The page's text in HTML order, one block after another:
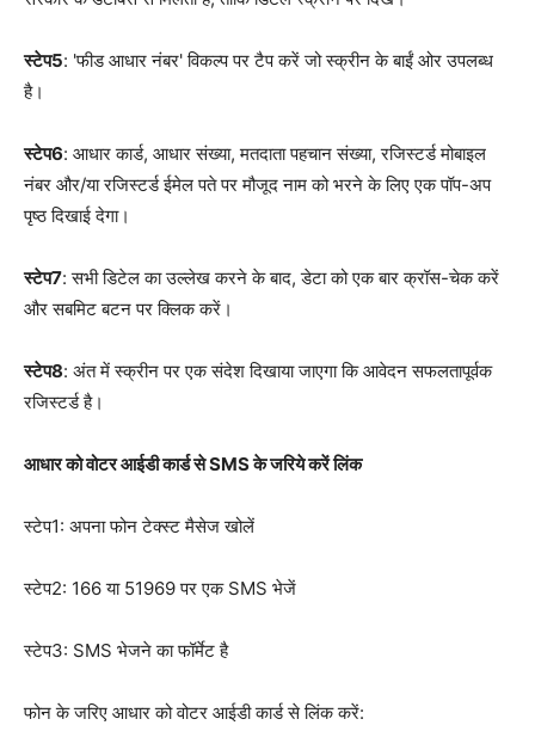
स्टेप5: 'फीड आधार नंबर' विकल्प पर टैप करें जो स्क्रीन के बाईं ओर उपलब्ध
है।
स्टेप6: आधार कार्ड, आधार संख्या, मतदाता पहचान संख्या, रजिस्टर्ड मोबाइल
नंबर और/या रजिस्टर्ड ईमेल पते पर मौजूद नाम को भरने के लिए एक पॉप-अप
पृष्ठ दिखाई देगा।
स्टेप7: सभी डिटेल का उल्लेख करने के बाद, डेटा को एक बार क्रॉस-चेक करें
और सबमिट बटन पर क्लिक करें।
स्टेप8: अंत में स्क्रीन पर एक संदेश दिखाया जाएगा कि आवेदन सफलतापूर्वक
रजिस्टर्ड है।
आधार को वोटर आईडी कार्ड से SMS के जरिये करें लिंक
स्टेप1: अपना फोन टेक्स्ट मैसेज खोलें
स्टेप2: 166 या 51969 पर एक SMS भेजें
स्टेप3: SMS भेजने का फॉर्मेट है
फोन के जरिए आधार को वोटर आईडी कार्ड से लिंक करें: